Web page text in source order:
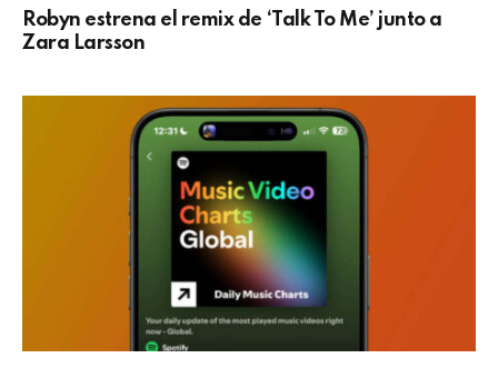
Robyn estrena el remix de ‘Talk To Me’ junto a
Zara Larsson